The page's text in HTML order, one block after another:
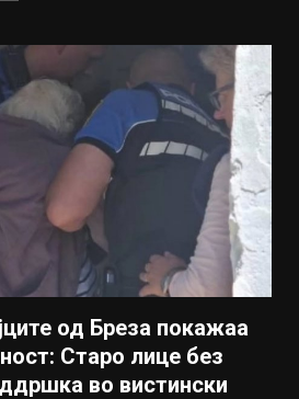
од Бреза покажаа
Старо лице без
во вистински